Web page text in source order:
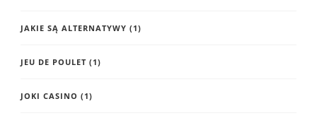
JAKIE SĄ ALTERNATYWY (1)
JEU DE POULET (1)
JOKI CASINO (1)